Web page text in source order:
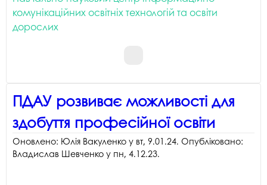
комунікаційних освітніх технологій та освіти
дорослих
ПДАУ розвиває можливості для
здобуття професійної освіти
Оновлено: Юлія Вакуленко у вт, 9.01.24. Опубліковано:
Владислав Шевченко у пн, 4.12.23.